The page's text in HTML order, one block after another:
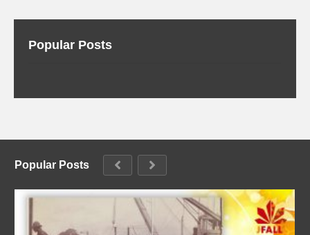
Popular Posts
Popular Posts